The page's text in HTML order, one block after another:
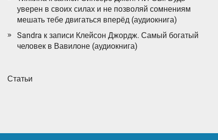
уверен в своих силах и не позволяй сомнениям
мешать тебе двигаться вперёд (аудиокнига)
Sandra к записи Клейсон Джордж. Самый богатый
человек в Вавилоне (аудиокнига)
Статьи